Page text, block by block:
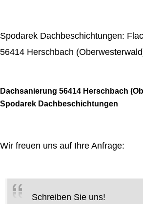
Spodarek Dachbeschichtungen:
56414 Herschbach
Dachsanierung 56414 Herschbach
Spodarek Dachbeschichtungen
Wir freuen uns auf Ihre Anfrage:
Schreiben Sie uns!